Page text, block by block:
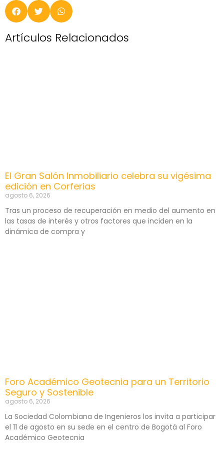
Artículos Relacionados
El Gran Salón Inmobiliario celebra su vigésima
edición en Corferias
agosto 6, 2026
Tras un proceso de recuperación en medio del aumento en
las tasas de interés y otros factores que inciden en la
dinámica de compra y
Foro Académico Geotecnia para un Territorio
Seguro y Sostenible
agosto 6, 2026
La Sociedad Colombiana de Ingenieros los invita a participar
el 11 de agosto en su sede en el centro de Bogotá al Foro
Académico Geotecnia